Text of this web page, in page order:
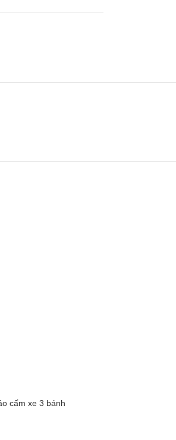
cấm xe 3 bánh